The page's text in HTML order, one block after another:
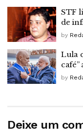
STF
de
by
Lula
café”
by
Deixe um